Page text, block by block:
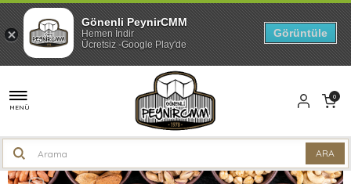
MENÜ
0
Gönenli PeynirCMM
Hemen İndir
Ücretsiz -Google Play'de
Görüntüle